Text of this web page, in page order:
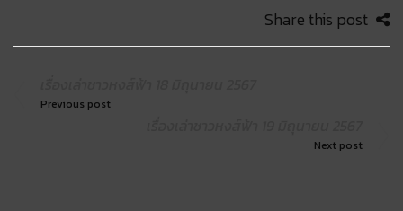
Share this post
Previous post
Next post